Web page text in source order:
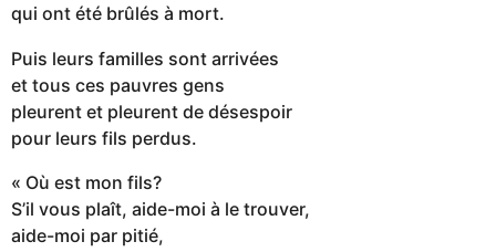
qui ont été brûlés à mort.
Puis leurs familles sont arrivées
et tous ces pauvres gens
pleurent et pleurent de désespoir
pour leurs fils perdus.
« Où est mon fils?
S’il vous plaît, aide-moi à le trouver,
aide-moi par pitié,